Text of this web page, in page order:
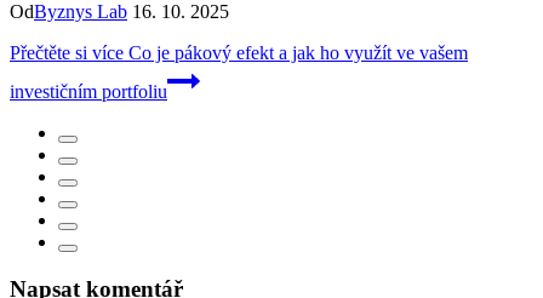
OdByznys Lab 16. 10. 2025
Přečtěte si více Co je pákový efekt a jak ho využít ve vašem
investičním portfoliu
Napsat komentář